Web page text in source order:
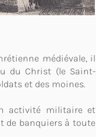
médiévale, il
du Christ (le Saint-
et des moines.
activité militaire et
de banquiers à toute